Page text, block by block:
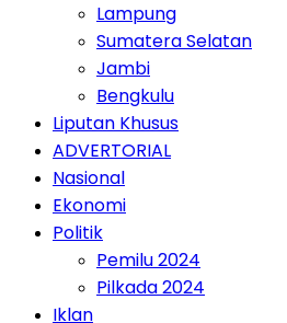
Lampung
Sumatera Selatan
Jambi
Bengkulu
Liputan Khusus
ADVERTORIAL
Nasional
Ekonomi
Politik
Pemilu 2024
Pilkada 2024
Iklan